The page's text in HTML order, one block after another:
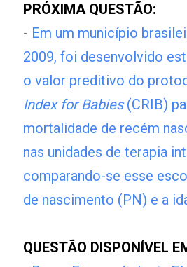
PRÓXIMA QUESTÃO:
- Em um município
2009, foi desenvolvido
o valor preditivo do
Index for Babies(CRIB)
mortalidade de recém
nas unidades de terapia
comparando-se esse
de nascimento (PN) e a
QUESTÃO DISPONÍVEL